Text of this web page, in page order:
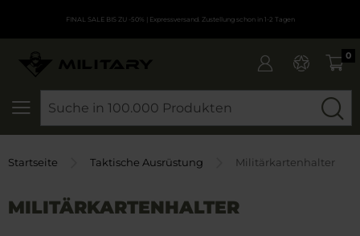
FINAL SALE BIS ZU -50% | Expressversand. Zustellung schon in 1-2 Tagen
0
Startseite Taktische Ausrüstung Militärkartenhalter
MILITÄRKARTENHALTER